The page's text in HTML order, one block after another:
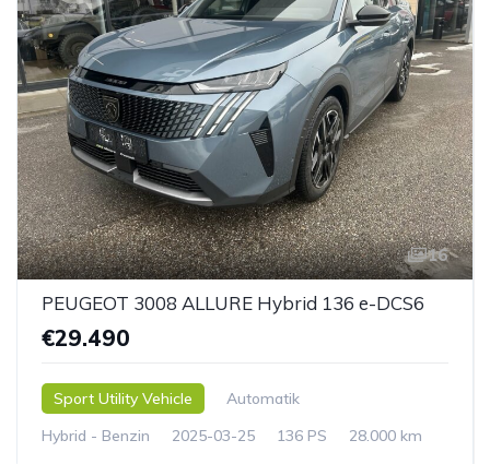
16
PEUGEOT 3008 ALLURE Hybrid 136 e-DCS6
€29.490
Sport Utility Vehicle
Automatik
Hybrid - Benzin
2025-03-25 136 PS 28.000 km